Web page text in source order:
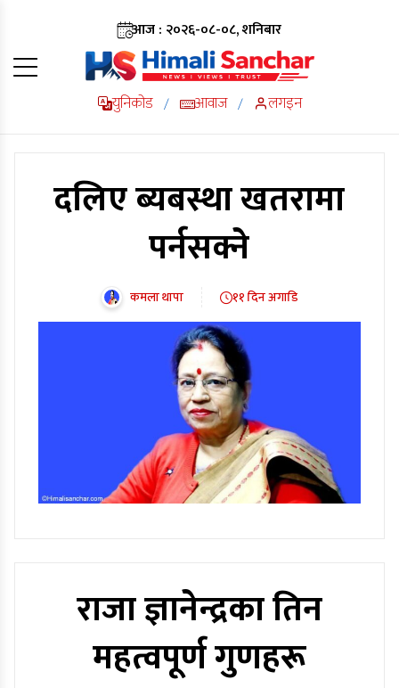
आज : २०२६-०८-०८, शनिबार
युनिकोड / आवाज / लगइन
दलिए ब्यबस्था खतरामा
पर्नसक्ने
कमला थापा ११ दिन अगाडि
राजा ज्ञानेन्द्रका तिन
महत्वपूर्ण गुणहरू